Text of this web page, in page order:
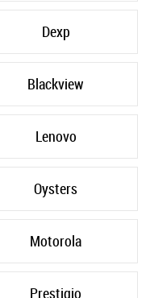
Dexp
Blackview
Lenovo
Oysters
Motorola
Prestigio